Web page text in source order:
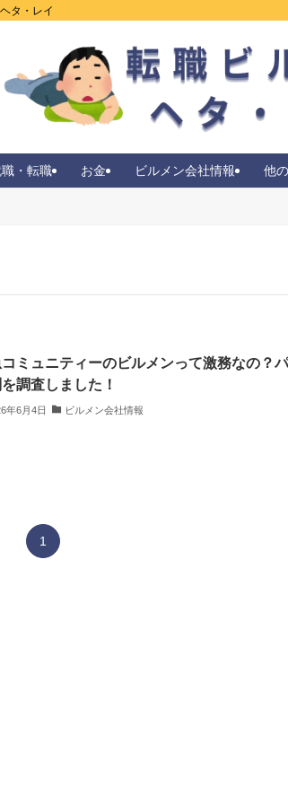
タ・レイ
・転職 お金 ビルメン会社情報 他
ミュニティーのビルメンって激務なの？
調査しました！
年6月4日 ビルメン会社情報
1